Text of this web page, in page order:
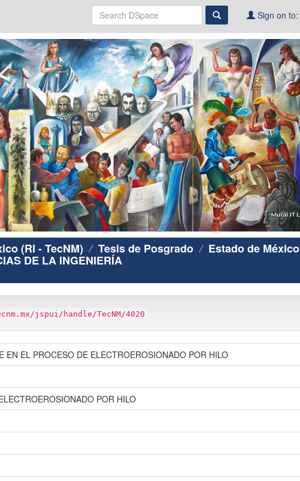
Sign on to:
(RI - TecNM) Tesis de Posgrado Estado de México
DE LA INGENIERÍA
jspui/handle/TecNM/4020
EL PROCESO DE ELECTROEROSIONADO POR HILO
POR HILO